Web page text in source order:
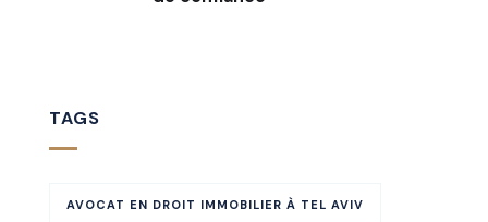
TAGS
AVOCAT EN DROIT IMMOBILIER À TEL AVIV